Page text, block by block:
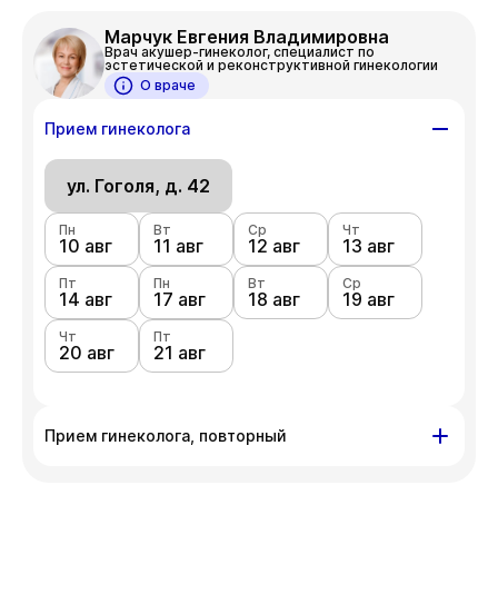
Марчук Евгения Владимировна
Врач акушер-гинеколог, специалист по
эстетической и реконструктивной гинекологии
О враче
Прием гинеколога
ул. Гоголя, д. 42
Пн
10 авг
Вт
11 авг
Ср
12 авг
Чт
13 авг
Пт
14 авг
Пн
17 авг
Вт
18 авг
Ср
19 авг
Чт
20 авг
Пт
21 авг
Прием гинеколога, повторный